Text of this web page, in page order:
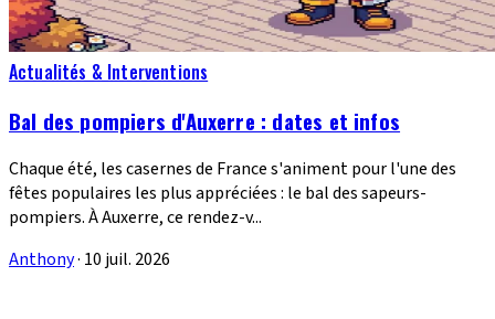
Actualités & Interventions
Bal des pompiers d'Auxerre : dates et infos
Chaque été, les casernes de France s'animent pour l'une des
fêtes populaires les plus appréciées : le bal des sapeurs-
pompiers. À Auxerre, ce rendez-v...
Anthony· 10 juil. 2026